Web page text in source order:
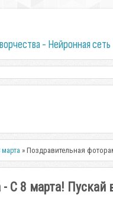
- Нейронная сеть
марта » Поздравительная
С 8 марта! Пускай